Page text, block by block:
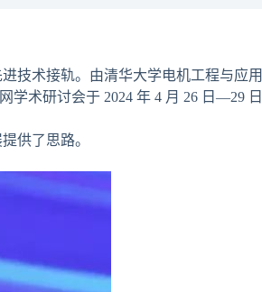
术接轨。由清华大学电机工程与应
学术研讨会于 2024 年 4 月 26 日—29
供了思路。